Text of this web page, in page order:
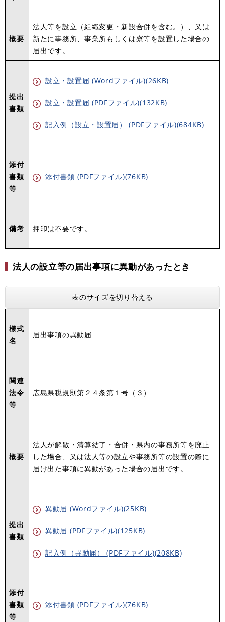
概要
法人等を設立（組織変更・新設合併を含む。）、又は
新たに事務所、事業所もしくは寮等を設置した場合の
届出です。
提出
書類
設立・設置届 (Wordファイル)(26KB)
設立・設置届 (PDFファイル)(132KB)
記入例（設立・設置届） (PDFファイル)(684KB)
添付
書類
等
添付書類 (PDFファイル)(76KB)
備考 押印は不要です。
法人の設立等の届出事項に異動があったとき
表のサイズを切り替える
様式
名
届出事項の異動届
関連
法令
等
広島県税規則第２４条第１号（３）
概要
法人が解散・清算結了・合併・県内の事務所等を廃止
した場合、又は法人等の設立や事務所等の設置の際に
届け出た事項に異動があった場合の届出です。
提出
書類
異動届 (Wordファイル)(25KB)
異動届 (PDFファイル)(125KB)
記入例（異動届） (PDFファイル)(208KB)
添付
書類
等
添付書類 (PDFファイル)(76KB)